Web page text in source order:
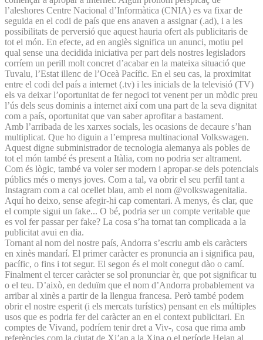
l’aleshores Centre Nacional d’Informàtica (CNIA) es va fixar de
seguida en el codi de país que ens anaven a assignar (.ad), i a les
possibilitats de perversió que aquest hauria ofert als publicitaris de
tot el món. En efecte, ad en anglès significa un anunci, motiu pel
qual sense una decidida iniciativa per part dels nostres legisladors
corríem un perill molt concret d’acabar en la mateixa situació que
Tuvalu, l’Estat illenc de l’Oceà Pacífic. En el seu cas, la proximitat
entre el codi del país a internet (.tv) i les inicials de la televisió (TV)
els va deixar l’oportunitat de fer negoci tot venent per un mòdic preu
l’ús dels seus dominis a internet així com una part de la seva dignitat
com a país, oportunitat que van saber aprofitar a bastament.
Amb l’arribada de les xarxes socials, les ocasions de decaure s’han
multiplicat. Que ho diguin a l’empresa multinacional Volkswagen.
Aquest digne subministrador de tecnologia alemanya als pobles de
tot el món també és present a Itàlia, com no podria ser altrament.
Com és lògic, també va voler ser modern i apropar-se dels potencials
públics més o menys joves. Com a tal, va obrir el seu perfil tant a
Instagram com a cal ocellet blau, amb el nom @volkswagenitalia.
Aquí ho deixo, sense afegir-hi cap comentari. A menys, és clar, que
el compte sigui un fake... O bé, podria ser un compte veritable que
es vol fer passar per fake? La cosa s’ha tornat tan complicada a la
publicitat avui en dia.
Tornant al nom del nostre país, Andorra s’escriu amb els caràcters
en xinès mandarí. El primer caràcter es pronuncia an i significa pau,
pacífic, o fins i tot segur. El segon és el molt conegut dào o camí.
Finalment el tercer caràcter se sol pronunciar èr, que pot significar tu
o el teu. D’això, en deduïm que el nom d’Andorra probablement va
arribar al xinès a partir de la llengua francesa. Però també podem
obrir el nostre esperit (i els mercats turístics) pensant en els múltiples
usos que es podria fer del caràcter an en el context publicitari. En
comptes de Vivand, podríem tenir dret a Viv-, cosa que rima amb
referències com la ciutat de Xi’an a la Xina o el període Heian al